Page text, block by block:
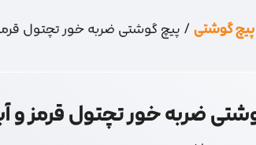
پیچ گوشتی/ پیچ گوشتی ضربه خور تچتول
ضربه خور تچتول قرمز و